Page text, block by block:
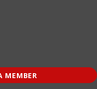
MEMBER